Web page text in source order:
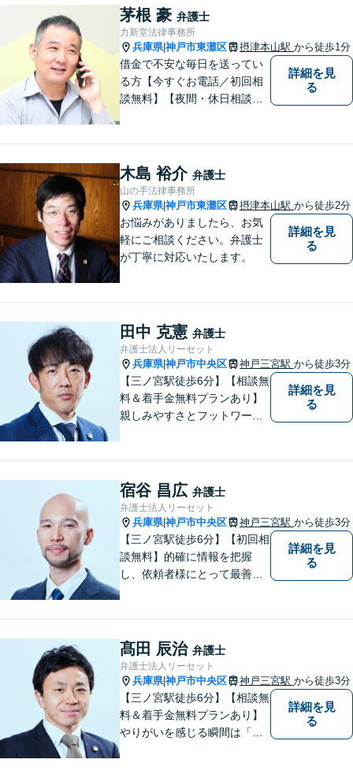
イエンスの博士号も保有）と
交渉経験が豊富な弁護士
茅根 豪 弁護士
力新堂法律事務所
兵庫県|神戸市東灘区 摂津本山駅 から徒歩1分
借金で不安な毎日を送ってい
る方【今すぐお電話／初回相
談無料】【夜間・休日相談
害／問題社員／クレーマー／
債務整理）借金の解決実績は1
00件以上！
詳細を見
る
木島 裕介 弁護士
山の手法律事務所
兵庫県|神戸市東灘区 摂津本山駅 から徒歩2分
お悩みがありましたら、お気
軽にご相談ください。弁護士
が丁寧に対応いたします。
詳細を見
る
田中 克憲 弁護士
弁護士法人リーセット
兵庫県|神戸市中央区 神戸三宮駅 から徒歩3分
【三ノ宮駅徒歩6分】【相談無
料＆着手金無料プランあり】
親しみやすさとフットワーク
複数弁護士所属で、複雑なト
ラブルも迅速に対応可能で
す。
詳細を見
る
宿谷 昌広 弁護士
弁護士法人リーセット
兵庫県|神戸市中央区 神戸三宮駅 から徒歩3分
【三ノ宮駅徒歩6分】【初回相
談無料】的確に情報を把握
し、依頼者様にとって最善の
て、共に一歩ずつ進んでいき
ましょう。【複数弁護士在
籍】
詳細を見
る
髙田 辰治 弁護士
弁護士法人リーセット
兵庫県|神戸市中央区 神戸三宮駅 から徒歩3分
【三ノ宮駅徒歩6分】【相談無
料＆着手金無料プランあり】
やりがいを感じる瞬間は「依
詳細を見
る